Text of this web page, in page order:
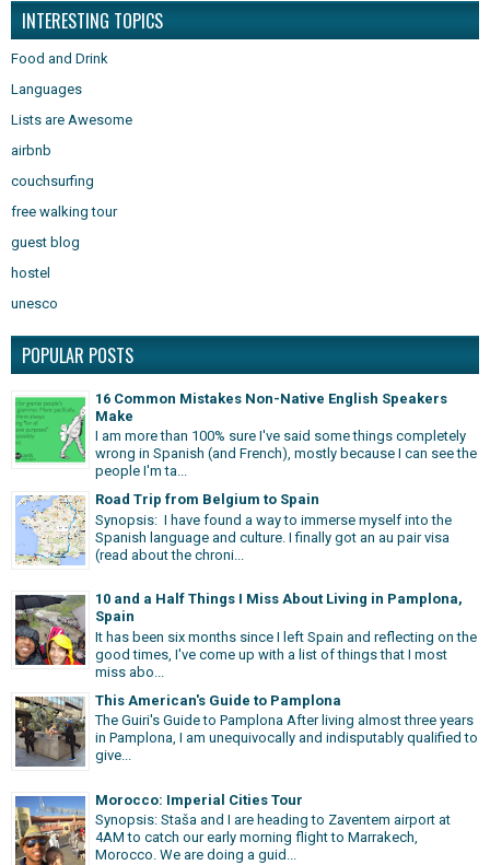
INTERESTING TOPICS
Food and Drink
Languages
Lists are Awesome
airbnb
couchsurfing
free walking tour
guest blog
hostel
unesco
POPULAR POSTS
16 Common Mistakes Non-Native English Speakers
Make
I am more than 100% sure I've said some things completely
wrong in Spanish (and French), mostly because I can see the
people I'm ta...
Road Trip from Belgium to Spain
Synopsis: I have found a way to immerse myself into the
Spanish language and culture. I finally got an au pair visa
(read about the chroni...
10 and a Half Things I Miss About Living in Pamplona,
Spain
It has been six months since I left Spain and reflecting on the
good times, I've come up with a list of things that I most
miss abo...
This American's Guide to Pamplona
The Guiri's Guide to Pamplona After living almost three years
in Pamplona, I am unequivocally and indisputably qualified to
give...
Morocco: Imperial Cities Tour
Synopsis: Staša and I are heading to Zaventem airport at
4AM to catch our early morning flight to Marrakech,
Morocco. We are doing a guid...